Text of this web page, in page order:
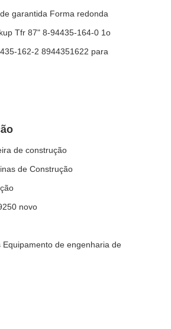
garantida Forma redonda
Tfr 87" 8-94435-164-0 1o
162-2 8944351622 para
de construção
de Construção
novo
de engenharia de